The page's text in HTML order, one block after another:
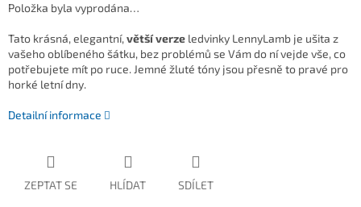
Položka byla vyprodána…
Tato krásná, elegantní, větší verze ledvinky LennyLamb je ušita z
vašeho oblíbeného šátku, bez problémů se Vám do ní vejde vše, co
potřebujete mít po ruce. Jemné žluté tóny jsou přesně to pravé pro
horké letní dny.
Detailní informace
ZEPTAT SE HLÍDAT SDÍLET